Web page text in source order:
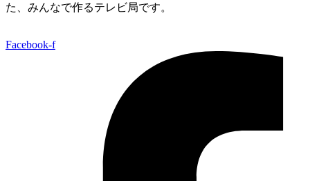
た、みんなで作るテレビ局です。
Facebook-f